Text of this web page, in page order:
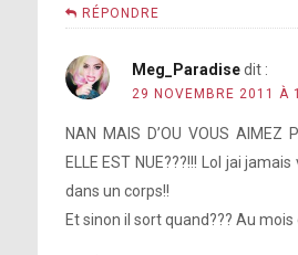
RÉPONDRE
Meg_Paradise dit :
29 NOVEMBRE 2011 À
NAN MAIS D’OU VOUS AIMEZ
ELLE EST NUE???!!! Lol jai
dans un corps!!
Et sinon il sort quand??? Au mois